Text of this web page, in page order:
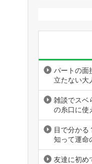
パートの面
立たない大
雑談でスベ
の糸口に使
目で分かる
知って運命
友達に初め